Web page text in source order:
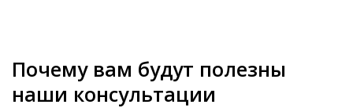
Почему вам будут полезны
наши консультации